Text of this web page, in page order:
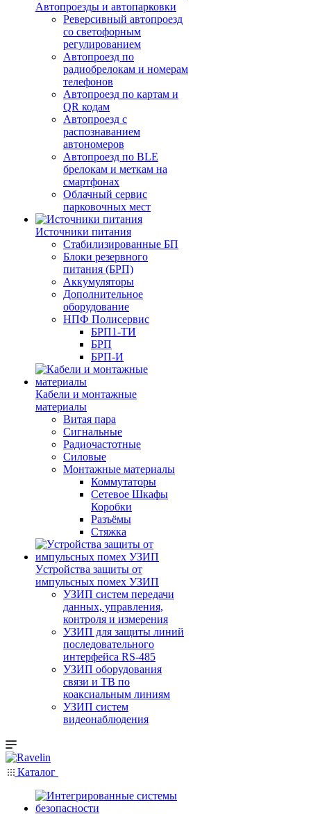
Автопроезды и автопарковки
Реверсивный автопроезд
со светофорным
регулированием
Автопроезд по
радиобрелокам и номерам
телефонов
Автопроезд по картам и
QR кодам
Автопроезд с
распознаванием
автономеров
Автопроезд по BLE
брелокам и меткам на
смартфонах
Облачный сервис
парковочных мест
Источники питания
Стабилизированные БП
Блоки резервного
питания (БРП)
Аккумуляторы
Дополнительное
оборудование
НПФ Полисервис
БРП1-ТИ
БРП
БРП-И
Кабели и монтажные
материалы
Витая пара
Сигнальные
Радиочастотные
Силовые
Монтажные материалы
Коммутаторы
Сетевое Шкафы
Коробки
Разъёмы
Стяжка
Уcтройства защиты от
импульсных помех УЗИП
УЗИП систем передачи
данных, управления,
контроля и измерения
УЗИП для защиты линий
последовательного
интерфейса RS-485
УЗИП оборудования
связи и ТВ по
коаксиальным линиям
УЗИП систем
видеонаблюдения
Каталог